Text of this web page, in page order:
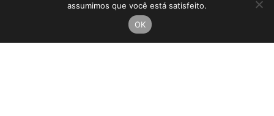
assumimos que você está satisfeito.
OK